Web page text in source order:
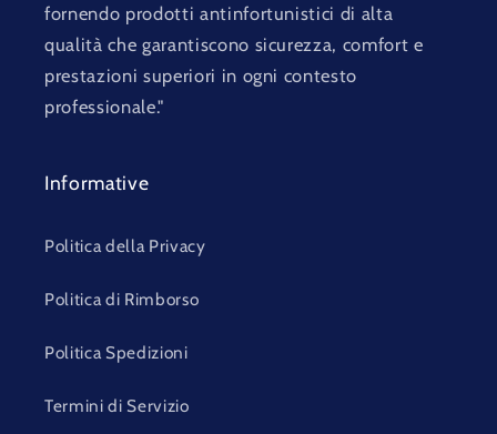
fornendo prodotti antinfortunistici di alta
qualità che garantiscono sicurezza, comfort e
prestazioni superiori in ogni contesto
professionale."
Informative
Politica della Privacy
Politica di Rimborso
Politica Spedizioni
Termini di Servizio